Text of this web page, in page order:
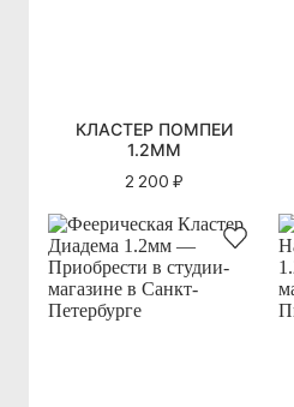
КЛАСТЕР ПОМПЕИ
1.2ММ
2 200 ₽